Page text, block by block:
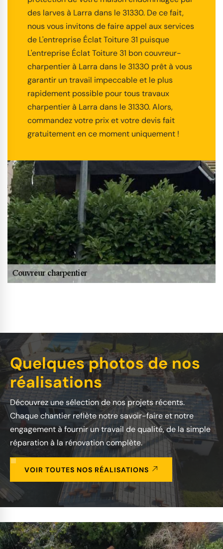
des larves à Larra dans le 31330. De ce fait,
nous vous invitons de faire appel aux services
de L'entreprise Éclat Toiture 31 puisque
L'entreprise Éclat Toiture 31 bon couvreur-
charpentier à Larra dans le 31330 prêt à vous
garantir un travail impeccable et le plus
rapidement possible pour tous travaux
charpentier à Larra dans le 31330. Alors,
commandez votre prix et votre devis fait
gratuitement en ce moment uniquement !
Quelques photos de nos
réalisations
Découvrez une sélection de nos projets récents.
Chaque chantier reflète notre savoir-faire et notre
engagement à fournir un travail de qualité, de la simple
réparation à la rénovation complète.
VOIR TOUTES NOS RÉALISATIONS